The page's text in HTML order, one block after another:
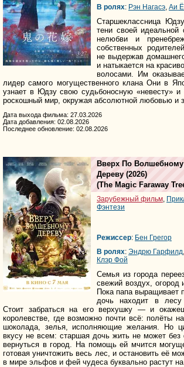
В ролях: Рэн Нагасэ, Аи
Старшеклассница
тени своей идеальной
нелюбви и
собственных
не выдержав
и натыкается на
волосами. Им
лидер самого могущественного клана Они в
узнает в Юдзу свою судьбоносную «невесту» и
роскошный мир, окружая абсолютной любовью и
Дата выхода фильма: 27.03.2026
Дата добавления: 02.08.2026
Последнее обновление: 02.08.2026
Вверх По Волшебному
Дереву (2026)
(The Magic Faraway
Зарубежный фильм
Фэнтези
Режиссер: Бен Грегор
В ролях: Эндрю Гарфилд
Клэр Фой
Семья из города
свежий воздух, огород
Пока папа
дочь находит в лесу
Стоит забраться на его верхушку — и
королевстве, где возможно почти всё: полёты
шоколада, зелья, исполняющие желания. Но
вкусу не всем: старшая дочь жить не может без
вернуться в город. На помощь ей мчится
готовая уничтожить весь лес, и остановить её
в мире эльфов и фей чудеса буквально растут на